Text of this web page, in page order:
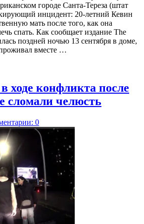
городе Санта-Тереза (штат
инцидент: 20-летний Кевин
мать после того, как она
спать. Как сообщает издание The
поздней ночью 13 сентября в доме,
вместе …
ходе конфликта после
челюсть
0